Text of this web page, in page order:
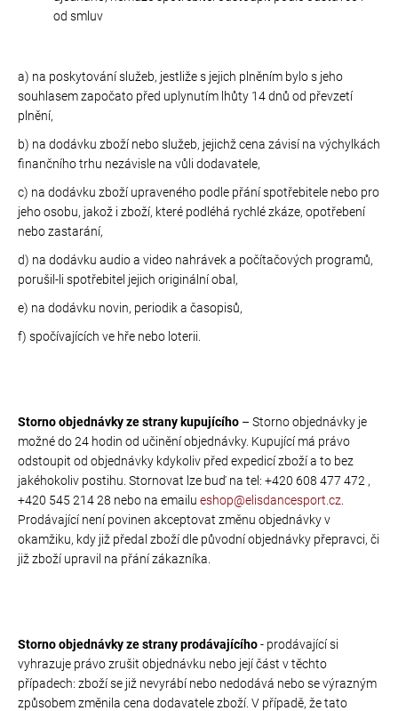
od smluv
a) na poskytování služeb, jestliže s jejich plněním bylo s jeho
souhlasem započato před uplynutím lhůty 14 dnů od převzetí
plnění,
b) na dodávku zboží nebo služeb, jejichž cena závisí na výchylkách
finančního trhu nezávisle na vůli dodavatele,
c) na dodávku zboží upraveného podle přání spotřebitele nebo pro
jeho osobu, jakož i zboží, které podléhá rychlé zkáze, opotřebení
nebo zastarání,
d) na dodávku audio a video nahrávek a počítačových programů,
porušil-li spotřebitel jejich originální obal,
e) na dodávku novin, periodik a časopisů,
f) spočívajících ve hře nebo loterii.
Storno objednávky ze strany kupujícího – Storno objednávky je
možné do 24 hodin od učinění objednávky. Kupující má právo
odstoupit od objednávky kdykoliv před expedicí zboží a to bez
jakéhokoliv postihu. Stornovat lze buď na tel: +420 608 477 472 ,
+420 545 214 28 nebo na emailu eshop@elisdancesport.cz
Prodávající není povinen akceptovat změnu objednávky v
okamžiku, kdy již předal zboží dle původní objednávky přepravci, či
již zboží upravil na přání zákazníka.
Storno objednávky ze strany prodávajícího- prodávající si
vyhrazuje právo zrušit objednávku nebo její část v těchto
případech: zboží se již nevyrábí nebo nedodává nebo se výrazným
způsobem změnila cena dodavatele zboží. V případě, že tato